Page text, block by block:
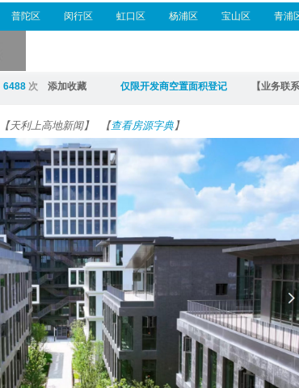
普陀区 闵行区 虹口区 杨浦区 宝山区 青浦
6488 次 添加收藏 仅限开发商空置面积登记 【业务联
【天利上高地新闻】 【查看房源字典】